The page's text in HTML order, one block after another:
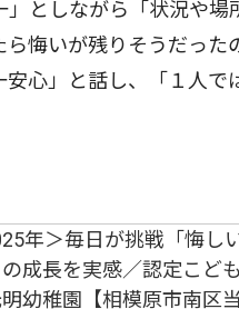
としながら「状況や場
悔いが残りそうだっ
心」と話し、「１人